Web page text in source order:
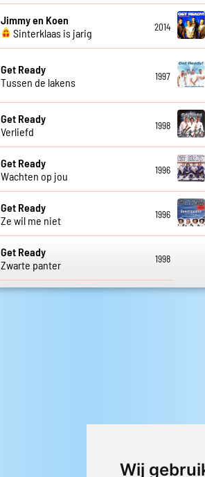
Wij
Jimmy en Koen
Sinterklaas is jarig
2014
Get Ready
Tussen de lakens
1997
Get Ready
Verliefd
1998
Get Ready
Wachten op jou
1996
Get Ready
Ze wil me niet
1996
Get Ready
Zwarte panter
1998